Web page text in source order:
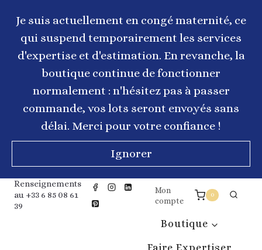
contenuJe suis actuellement en congé maternité, ce
qui suspend temporairement les services
d'expertise et d'estimation. En revanche, la
boutique continue de fonctionner
normalement : n'hésitez pas à passer
commande, vos lots seront envoyés sans
délai. Merci pour votre confiance !
Ignorer
Renseignements
au +33 6 85 08 61
39
Mon
compte
0
Boutique
Faire Expertiser